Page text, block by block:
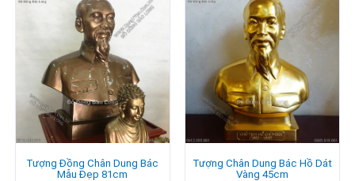
Tượng Đồng Chân Dung Bác
Mẫu Đẹp 81cm
Tượng Chân Dung Bác Hồ Dát
Vàng 45cm